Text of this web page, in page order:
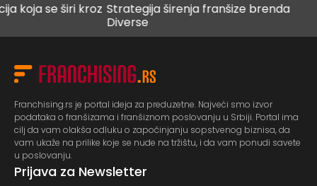
se širi kroz Strategija širenja franšize brenda
Diverse
Franchising.rs je portal ideja za preduzetne. Najveći smo izvor
podataka o franšizama i franšiznom poslovanju u Srbiji. Portal ima
cilj da vam olakša odluku o započinjanju sopstvenog biznisa, da
vam ukaže na prilike koje se nude na tržištu, i da vam ponudi savete
u poslovanju.
Prijava za Newsletter